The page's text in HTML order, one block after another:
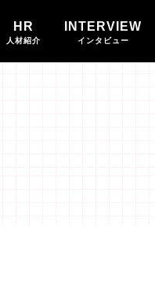
HR
人材紹介
INTERVIEW
インタビュー